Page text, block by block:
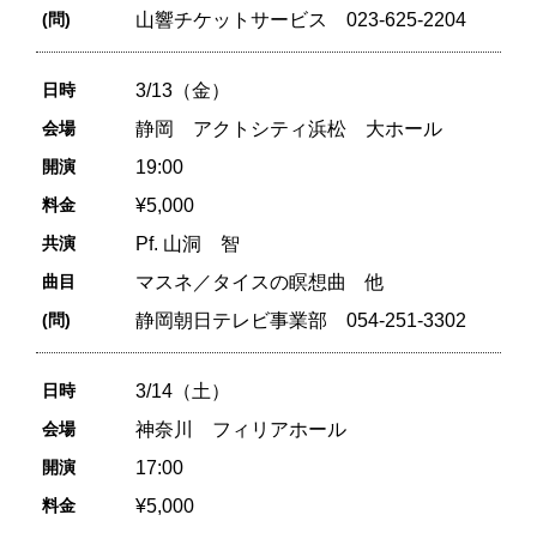
(問) 山響チケットサービス 023-625-2204
日時 3/13（金）
会場 静岡 アクトシティ浜松 大ホール
開演 19:00
料金 ¥5,000
共演 Pf. 山洞 智
曲目 マスネ／タイスの瞑想曲 他
(問) 静岡朝日テレビ事業部 054-251-3302
日時 3/14（土）
会場 神奈川 フィリアホール
開演 17:00
料金 ¥5,000